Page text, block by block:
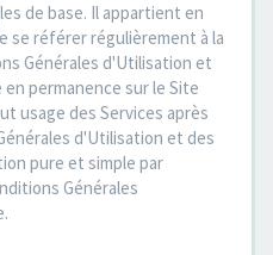
de base. Il appartient en
se référer régulièrement à la
Générales d'Utilisation et
permanence sur le Site
usage des Services après
d'Utilisation et des
pure et simple par
Générales